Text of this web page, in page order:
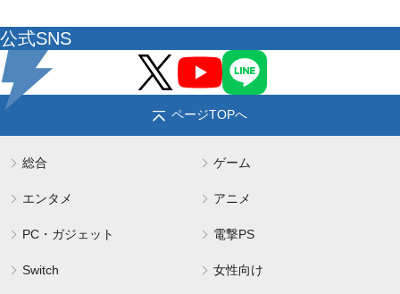
公式SNS
ページTOPへ
総合 ゲーム
エンタメ アニメ
PC・ガジェット 電撃PS
Switch 女性向け